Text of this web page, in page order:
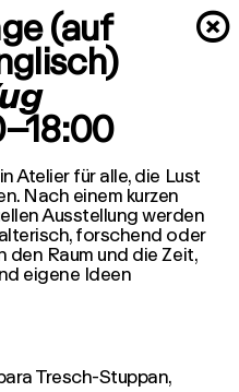
×
(auf
Atelier für alle, die Lust
Nach einem kurzen
Ausstellung werden
forschend oder
Raum und die Zeit,
eigene Ideen
Tresch-Stuppan,